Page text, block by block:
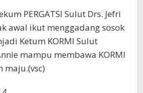
PERGATSI Sulut Drs. Jefri
awal ikut menggadang sosok
Ketum KORMI Sulut
mampu membawa KORMI
maju.(vsc)